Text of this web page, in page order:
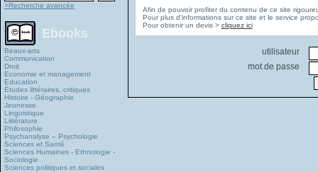
>Recherche avancée
Ebooks
Beaux-arts
Communication
Droit
Economie et management
Education
Études littéraires, critiques
Histoire - Géographie
Jeunesse
Linguistique
Littérature
Philosophie
Psychanalyse – Psychologie
Sciences et Santé
Sciences Humaines - Ethnologie -
Sociologie
Sciences politiques et sociales
Afin de pouvoir profiter du contenu de ce site
Pour plus d'informations sur ce site et le service
Pour obtenir un devis > cliquez ici
utilisateur
mot de passe